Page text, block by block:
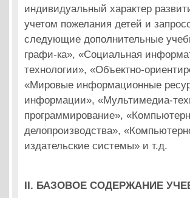
индивидуальный характер
учетом пожелания детей и
следующие дополнительные
графи-ка», «Социальная
технологии», «Объектно-
«Мировые информационные
информации», «Мультимедиа-
программирование»,
делопроизводства»,
издательские системы» и т.д.
II. БАЗОВОЕ СОДЕРЖАНИЕ